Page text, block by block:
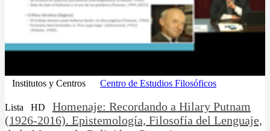
Institutos y Centros Centro de Estudios Filosóficos
Lista HD
Homenaje: Recordando a Hilary Putnam
(1926-2016). Epistemología, Filosofía del Lenguaje,